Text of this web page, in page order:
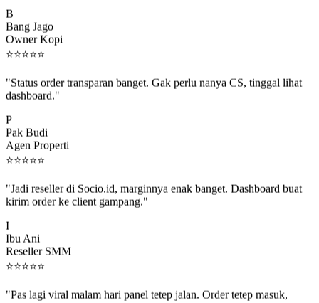
Bang Jago
Owner Kopi
⭐⭐⭐⭐⭐
dashboard."
Pak Budi
Agen Properti
⭐⭐⭐⭐⭐
kirim order ke client gampang."
Ibu Ani
Reseller SMM
⭐⭐⭐⭐⭐
rejeki gak kelewat."